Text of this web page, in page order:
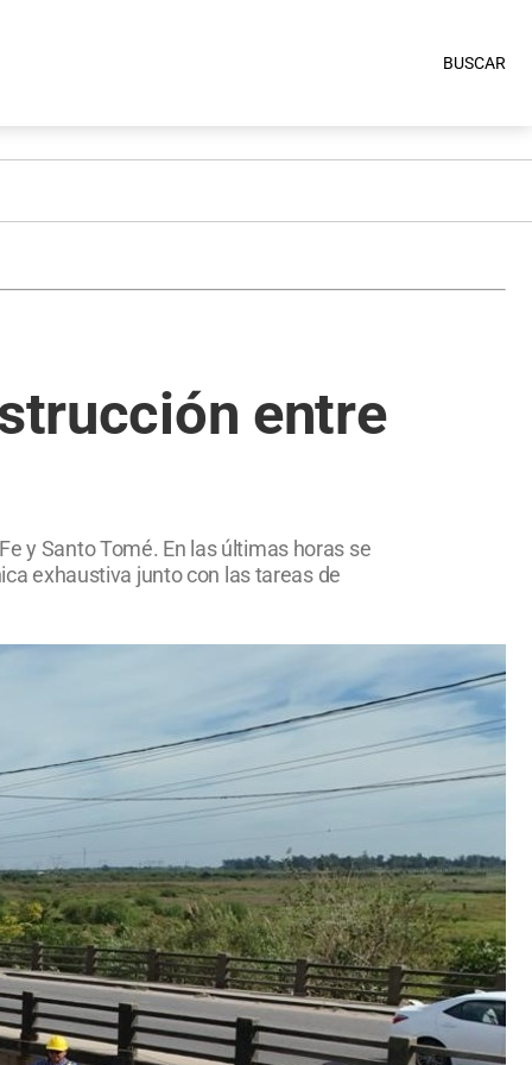
BUSCAR
entre
y Santo Tomé. En las últimas horas se
exhaustiva junto con las tareas de